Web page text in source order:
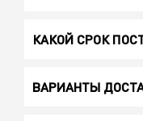
КАКОЙ СРОК
ВАРИАНТЫ